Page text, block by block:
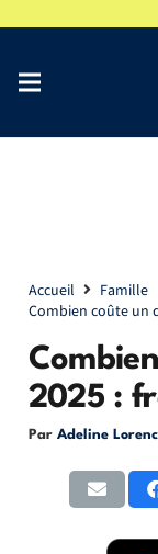
Accueil
Famille
Combien coûte un
2025 :
Par Adeline